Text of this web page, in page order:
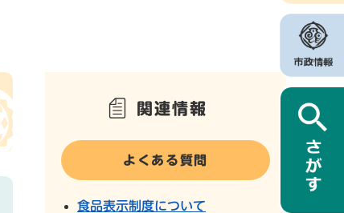
関連情報
よくある質問
食品表示制度について